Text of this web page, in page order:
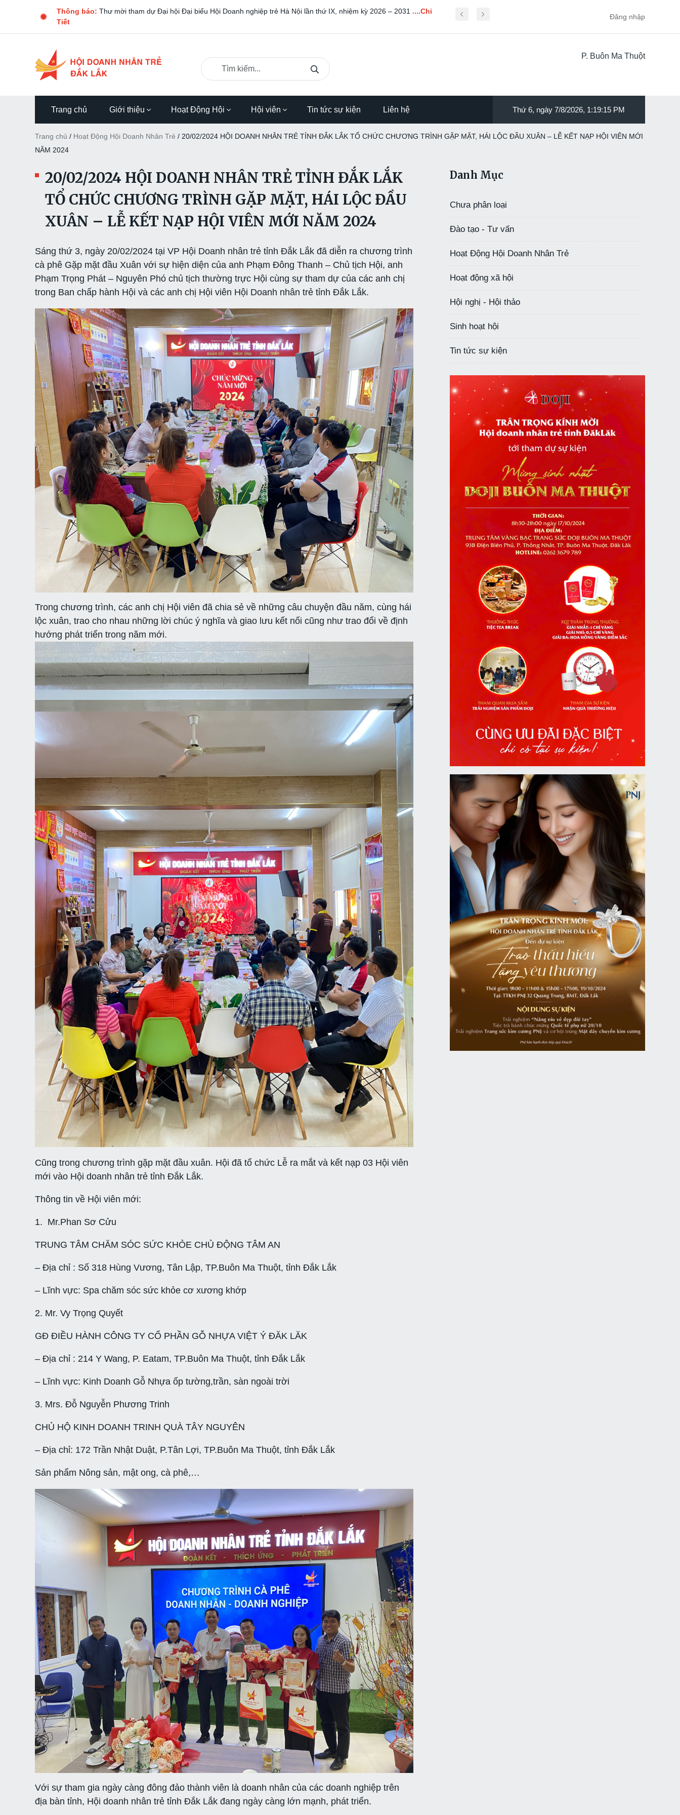
Thông báo: THƯ MỜI CHƯƠNG TRÌNH CÀ PHÊ DOANH NHÂN SÁNG THỨ BA NGÀY 08/04/2025....Chi Tiết Đăng nhập
P. Buôn Ma Thuột
Trang chủ Giới thiệu Hoạt Động Hội Hội viên Tin tức sự kiện Liên hệ Thứ 6, ngày 7/8/2026, 1:19:17 PM
Trang chủ / Hoạt Động Hội Doanh Nhân Trẻ / 20/02/2024 HỘI DOANH NHÂN TRẺ TỈNH ĐẮK LẮK TỔ CHỨC CHƯƠNG TRÌNH GẶP MẶT, HÁI LỘC ĐẦU XUÂN – LỄ KẾT NẠP HỘI VIÊN MỚI
NĂM 2024
20/02/2024 HỘI DOANH NHÂN TRẺ TỈNH ĐẮK LẮK
TỔ CHỨC CHƯƠNG TRÌNH GẶP MẶT, HÁI LỘC ĐẦU
XUÂN – LỄ KẾT NẠP HỘI VIÊN MỚI NĂM 2024
Sáng thứ 3, ngày 20/02/2024 tại VP Hội Doanh nhân trẻ tỉnh Đắk Lắk đã diễn ra chương trình
cà phê Gặp mặt đầu Xuân với sự hiện diện của anh Phạm Đông Thanh – Chủ tịch Hội, anh
Phạm Trọng Phát – Nguyên Phó chủ tịch thường trực Hội cùng sự tham dự của các anh chị
trong Ban chấp hành Hội và các anh chị Hội viên Hội Doanh nhân trẻ tỉnh Đắk Lắk.
Trong chương trình, các anh chị Hội viên đã chia sẻ về những câu chuyện đầu năm, cùng hái
lộc xuân, trao cho nhau những lời chúc ý nghĩa và giao lưu kết nối cũng như trao đổi về định
hướng phát triển trong năm mới.
Cũng trong chương trình gặp mặt đầu xuân. Hội đã tổ chức Lễ ra mắt và kết nạp 03 Hội viên
mới vào Hội doanh nhân trẻ tỉnh Đắk Lắk.
Thông tin về Hội viên mới:
1. Mr.Phan Sơ Cửu
TRUNG TÂM CHĂM SÓC SỨC KHỎE CHỦ ĐỘNG TÂM AN
– Địa chỉ : Số 318 Hùng Vương, Tân Lập, TP.Buôn Ma Thuột, tỉnh Đắk Lắk
– Lĩnh vực: Spa chăm sóc sức khỏe cơ xương khớp
2. Mr. Vy Trọng Quyết
GĐ ĐIỀU HÀNH CÔNG TY CỔ PHẦN GỖ NHỰA VIỆT Ý ĐĂK LĂK
– Địa chỉ : 214 Y Wang, P. Eatam, TP.Buôn Ma Thuột, tỉnh Đắk Lắk
– Lĩnh vực: Kinh Doanh Gỗ Nhựa ốp tường,trần, sàn ngoài trời
3. Mrs. Đỗ Nguyễn Phương Trinh
CHỦ HỘ KINH DOANH TRINH QUÀ TÂY NGUYÊN
– Địa chỉ: 172 Trần Nhật Duật, P.Tân Lợi, TP.Buôn Ma Thuột, tỉnh Đắk Lắk
Sản phẩm Nông sản, mật ong, cà phê,…
Với sự tham gia ngày càng đông đảo thành viên là doanh nhân của các doanh nghiệp trên
địa bàn tỉnh, Hội doanh nhân trẻ tỉnh Đắk Lắk đang ngày càng lớn mạnh, phát triển.
Danh Mục
Chưa phân loại
Đào tạo - Tư vấn
Hoạt Động Hội Doanh Nhân Trẻ
Hoạt động xã hội
Hội nghị - Hội thảo
Sinh hoạt hội
Tin tức sự kiện